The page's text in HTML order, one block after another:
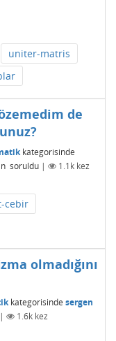
uniter-matris
de
kategorisinde
soruldu | 1.1kkez
cebir
olmadığını
kategorisinde sergen
| 1.6kkez